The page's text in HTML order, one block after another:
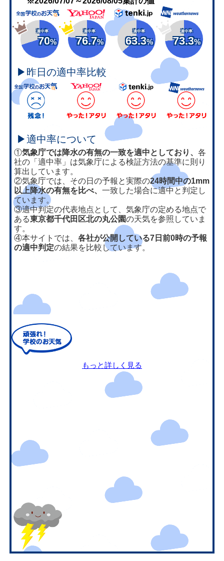
適中率
70%
適中率
76.7%
適中率
63.3%
適中率
73.3%
▶昨日の適中率比較
▶適中率について
①気象庁では降水の有無の一致を適中としており、各
社の「適中率」は気象庁による検証方法の基準に則り
算出しています。
②気象庁では、その日の予報と実際の24時間中の1mm
以上降水の有無を比べ、一致した場合に適中と判定し
ています。
③適中判定の代表地点として、気象庁の定める地点で
ある東京都千代田区北の丸公園の天気を参照していま
す。
④本サイトでは、各社が公開している7日前0時の予報
の適中判定の結果を比較しています。
もっと詳しく見る